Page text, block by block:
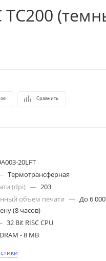
Сравнить
20LFT
Термотрансферная
(dpi) — 203
объем печати — До 6 000
(8 часов)
32 Bit RISC CPU
- 8 MB